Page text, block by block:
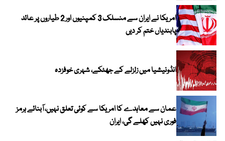
امریکا نے ایران سے منسلک 3 کمپنیوں اور 2 طیاروں پر عائد
پابندیاں ختم کر دیں
انڈونیشیا میں زلزلے کے جھٹکے، شہری خوفزدہ
عمان سے معاہدے کا امریکا سے کوئی تعلق نہیں، آبنائے ہرمز
فوری نہیں کھلے گی، ایران